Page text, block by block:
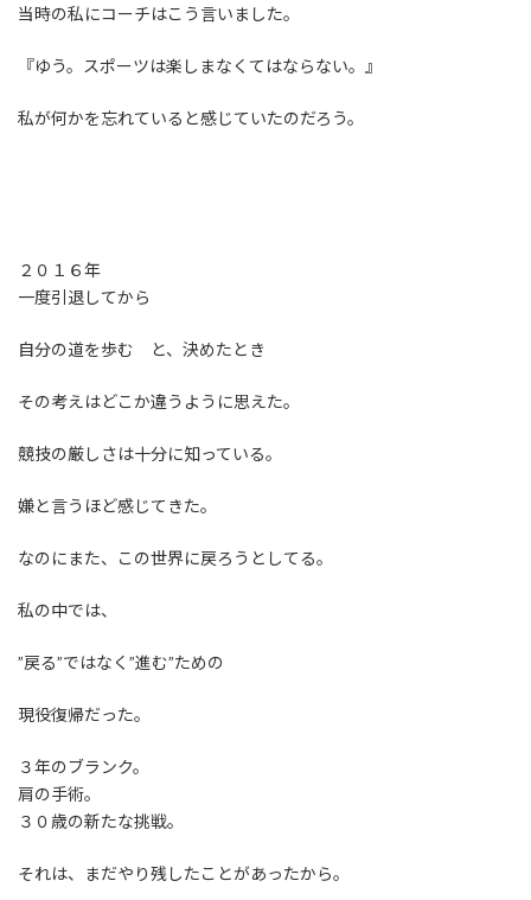
当時の私にコーチはこう言いました。
『ゆう。スポーツは楽しまなくてはならない。』
私が何かを忘れていると感じていたのだろう。
２０１６年
一度引退してから
自分の道を歩む と、決めたとき
その考えはどこか違うように思えた。
競技の厳しさは十分に知っている。
嫌と言うほど感じてきた。
なのにまた、この世界に戻ろうとしてる。
私の中では、
”戻る”ではなく”進む”ための
現役復帰だった。
３年のブランク。
肩の手術。
３０歳の新たな挑戦。
それは、まだやり残したことがあったから。